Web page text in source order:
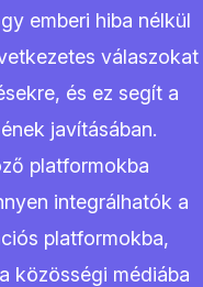
emberi hiba nélkül
válaszokat
és ez segít a
javításában.
platformokba
integrálhatók a
platformokba,
közösségi médiába